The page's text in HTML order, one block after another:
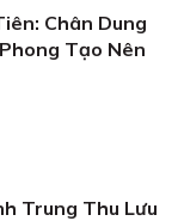
Chân Dung
Tạo Nên
Trung Thu Lưu